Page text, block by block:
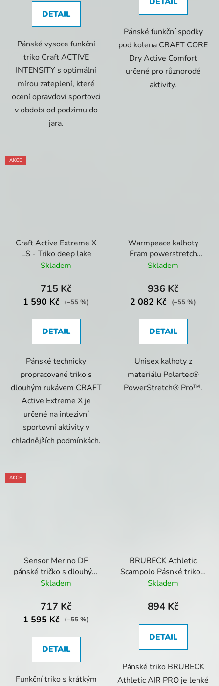
DETAIL
Pánské vysoce funkční
triko Craft ACTIVE
INTENSITY s optimální
mírou zateplení, které
ocení opravdoví sportovci
v období od podzimu do
jara.
Pánské funkční spodky
pod kolena CRAFT CORE
Dry Active Comfort
určené pro různorodé
aktivity.
AKCE
Craft Active Extreme X
LS - Triko deep lake
Skladem
715 Kč
1 590 Kč (–55 %)
DETAIL
Pánské technicky
propracované triko s
dlouhým rukávem CRAFT
Active Extreme X je
určené na intezivní
sportovní aktivity v
chladnějších podmínkách.
Warmpeace kalhoty
Fram powerstretch
černá
Skladem
936 Kč
2 082 Kč (–55 %)
DETAIL
Unisex kalhoty z
materiálu Polartec®
PowerStretch® Pro™.
AKCE
Sensor Merino DF
pánské tričko s dlouhým
rukávem tmavě modré
Skladem
717 Kč
1 595 Kč (–55 %)
DETAIL
Funkční triko s krátkým
BRUBECK Athletic
Scampolo Pásnké triko -
Červená
Skladem
894 Kč
DETAIL
Pánské triko BRUBECK
Athletic AIR PRO je lehké